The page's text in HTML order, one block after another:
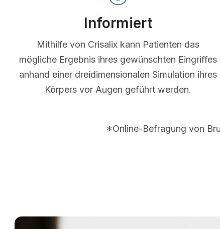
Informiert
Mithilfe von Crisalix kann Patienten das
mögliche Ergebnis ihres gewünschten Eingriffes
anhand einer dreidimensionalen Simulation ihres
Körpers vor Augen geführt werden.
*Online-Befragung von